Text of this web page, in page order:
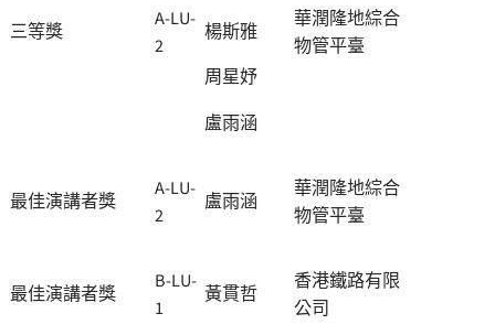
三等獎
A-LU-
2
楊斯雅
周星妤
盧雨涵
華潤隆地綜合
物管平臺
最佳演講者獎
A-LU-
2
盧雨涵
華潤隆地綜合
物管平臺
最佳演講者獎
B-LU-
1
黃貫哲
香港鐵路有限
公司